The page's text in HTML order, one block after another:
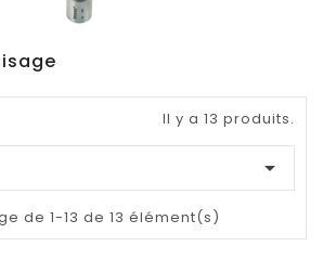
Il y a 13 produits.

de 1-13 de 13 élément(s)